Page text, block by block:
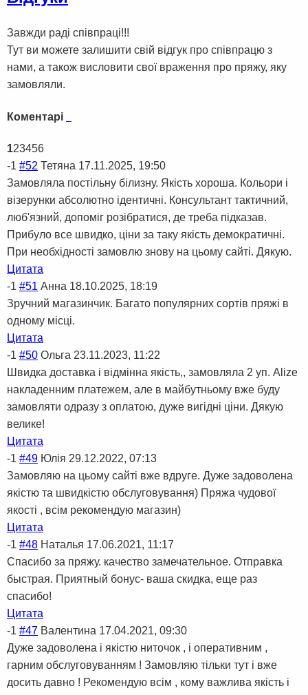
Завжди раді співпраці!!!
Тут ви можете залишити свій відгук про співпрацю з
нами, а також висловити свої враження про пряжу, яку
замовляли.
Коментарі
123456
-1 #52 Тетяна 17.11.2025, 19:50
Замовляла постільну білизну. Якість хороша. Кольори і
візерунки абсолютно ідентичні. Консультант тактичний,
люб'язний, допоміг розібратися, де треба підказав.
Прибуло все швидко, ціни за таку якість демократичні.
При необхідності замовлю знову на цьому сайті. Дякую.
Цитата
-1 #51 Анна 18.10.2025, 18:19
Зручний магазинчик. Багато популярних сортів пряжі в
одному місці.
Цитата
-1 #50 Ольга 23.11.2023, 11:22
Швидка доставка і відмінна якість,, замовляла 2 уп. Alize
накладенним платежем, але в майбутньому вже буду
замовляти одразу з оплатою, дуже вигідні ціни. Дякую
велике!
Цитата
-1 #49 Юлія 29.12.2022, 07:13
Замовляю на цьому сайті вже вдруге. Дуже задоволена
якістю та швидкістю обслуговування) Пряжа чудової
якості , всім рекомендую магазин)
Цитата
-1 #48 Наталья 17.06.2021, 11:17
Спасибо за пряжу. качество замечательное. Отправка
быстрая. Приятный бонус- ваша скидка, еще раз
спасибо!
Цитата
-1 #47 Валентина 17.04.2021, 09:30
Дуже задоволена і якістю ниточок , і оперативним ,
гарним обслуговуванням ! Замовляю тільки тут і вже
досить давно ! Рекомендую всім , кому важлива якість і